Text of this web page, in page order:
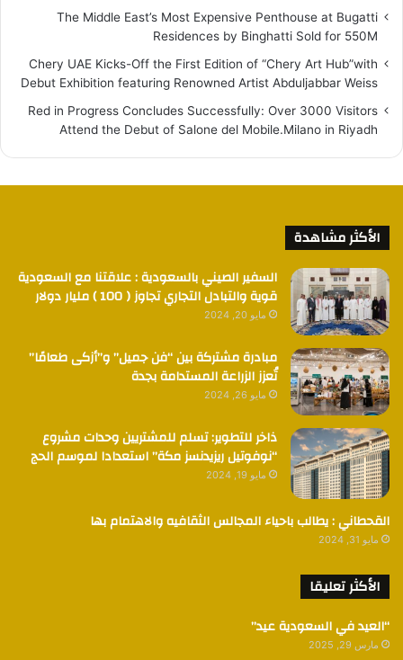
The Middle East’s Most Expensive Penthouse at Bugatti
Residences by Binghatti Sold for 550M
Chery UAE Kicks-Off the First Edition of “Chery Art Hub”with
Debut Exhibition featuring Renowned Artist Abduljabbar Weiss
Red in Progress Concludes Successfully: Over 3000 Visitors
Attend the Debut of Salone del Mobile.Milano in Riyadh
الأكثر مشاهدة
السفير الصيني بالسعودية : علاقتنا مع السعودية
قوية والتبادل التجاري تجاوز ( 100 ) مليار دولار
مايو 20, 2024
مبادرة مشتركة بين “فن جميل” و”أزكى طعامًا”
تُعزز الزراعة المستدامة بجدة
مايو 26, 2024
ذاخر للتطوير: تسلم للمشتريين وحدات مشروع
“نوفوتيل ريزيدنسز مكة” استعدادا لموسم الحج
مايو 19, 2024
القحطاني : يطالب باحياء المجالس الثقافيه والاهتمام بها
مايو 31, 2024
الأكثر تعليقا
“العيد في السعودية عيد”
مارس 29, 2025